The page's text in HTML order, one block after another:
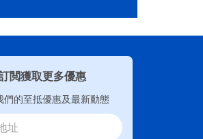
閲獲取更多優惠
們的至抵優惠及最新動態